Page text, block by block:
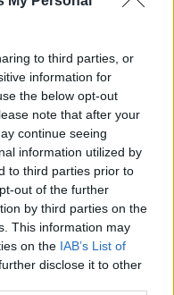
to third parties, or
information for
the below opt-out
note that after your
continue seeing
information utilized by
to third parties prior to
out of the further
by third parties on the
This information may
on the IAB’s List of
disclose it to other